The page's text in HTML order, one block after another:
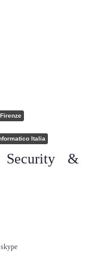
Italia
Security &